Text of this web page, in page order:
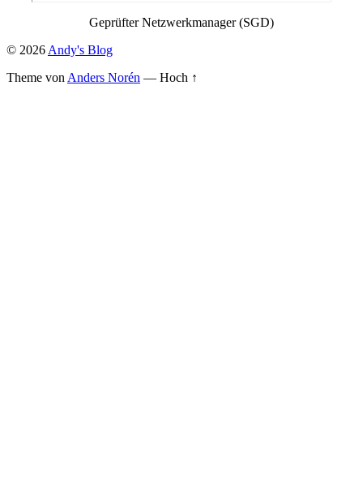
Geprüfter Netzwerkmanager (SGD)
© 2026 Andy's Blog
Theme von Anders Norén — Hoch ↑